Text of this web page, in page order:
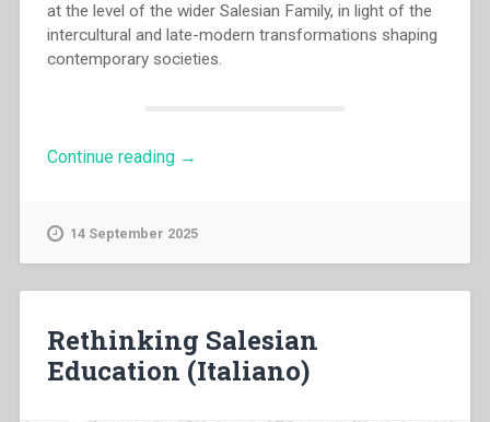
at the level of the wider Salesian Family, in light of the
intercultural and late-modern transformations shaping
contemporary societies.
Continue reading “Rethinking
→
14 September 2025
Rethinking Salesian
Education (Italiano)